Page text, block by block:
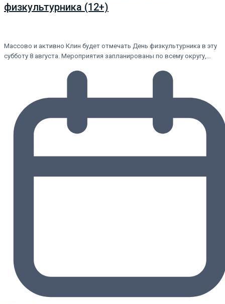
физкультурника (12+)
Массово и активно Клин будет отмечать День физкультурника в эту
субботу 8 августа. Мероприятия запланированы по всему округу,…